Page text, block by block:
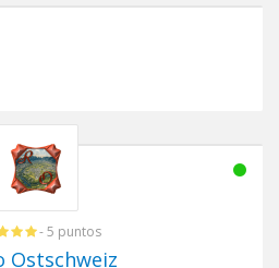
- 5 puntos
Ostschweiz